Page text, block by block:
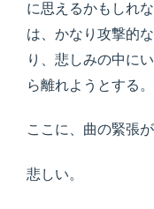
に思えるかもしれ
は、かなり攻撃的
り、悲しみの中に
ら離れようとする。
ここに、曲の緊張が
悲しい。